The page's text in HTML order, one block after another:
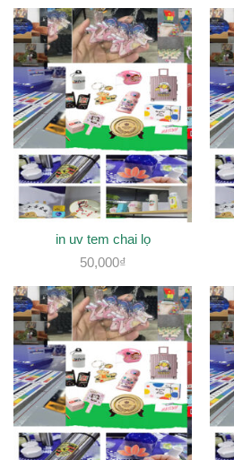
in uv tem chai lọ
50,000₫